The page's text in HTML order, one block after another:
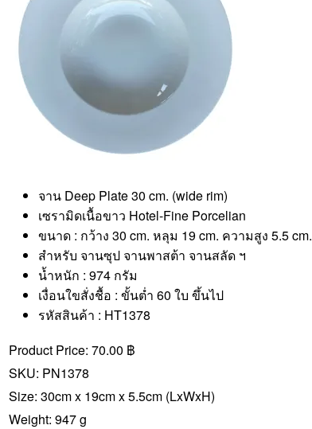
จาน Deep Plate 30 cm. (wide rim)
เซรามิดเนื้อขาว Hotel-Fine Porcelian
ขนาด : กว้าง 30 cm. หลุม 19 cm. ความสูง 5.5 cm.
สำหรับ จานซุป จานพาสต้า จานสลัด ฯ
น้ำหนัก : 974 กรัม
เงื่อนใขสั่งชื้อ : ขั้นต่ำ 60 ใบ ขึ้นไป
รหัสสินค้า : HT1378
Product Price: 70.00 ฿
SKU: PN1378
Size: 30cm x 19cm x 5.5cm (LxWxH)
Weight: 947 g